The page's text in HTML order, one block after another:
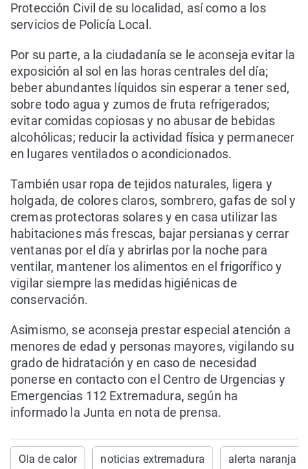
Protección Civil de su localidad, así como a los
servicios de Policía Local.
Por su parte, a la ciudadanía se le aconseja evitar la
exposición al sol en las horas centrales del día;
beber abundantes líquidos sin esperar a tener sed,
sobre todo agua y zumos de fruta refrigerados;
evitar comidas copiosas y no abusar de bebidas
alcohólicas; reducir la actividad física y permanecer
en lugares ventilados o acondicionados.
También usar ropa de tejidos naturales, ligera y
holgada, de colores claros, sombrero, gafas de sol y
cremas protectoras solares y en casa utilizar las
habitaciones más frescas, bajar persianas y cerrar
ventanas por el día y abrirlas por la noche para
ventilar, mantener los alimentos en el frigorífico y
vigilar siempre las medidas higiénicas de
conservación.
Asimismo, se aconseja prestar especial atención a
menores de edad y personas mayores, vigilando su
grado de hidratación y en caso de necesidad
ponerse en contacto con el Centro de Urgencias y
Emergencias 112 Extremadura, según ha
informado la Junta en nota de prensa.
Ola de calor noticias extremadura alerta naranja